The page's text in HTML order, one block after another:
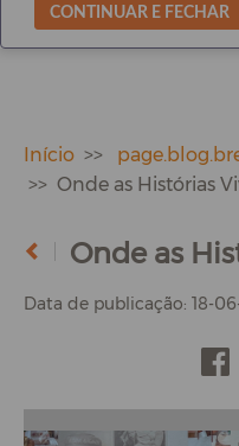
CONTINUAR E FECHAR
Início
Onde as Histórias
Onde as
Data de publicação: 18-